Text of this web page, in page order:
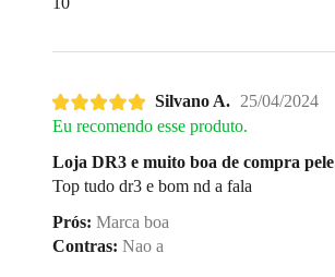
Silvano A. 25/04/2024
Eu recomendo esse produto.
Loja DR3 e muito boa de compra
Top tudo dr3 e bom nd a fala
Prós: Marca boa
Contras: Nao a